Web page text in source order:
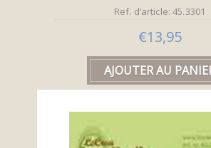
Ref. d’article: 45.3301
€13,95